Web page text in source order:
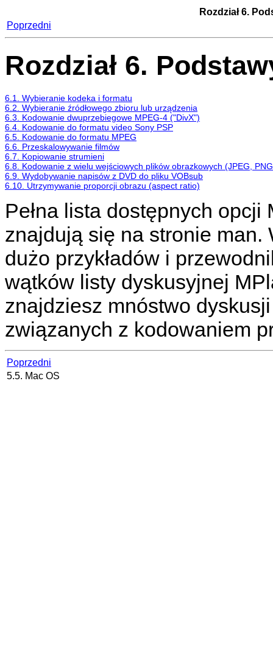
Rozdział 6.
Poprzedni
Rozdział 6.
6.1. Wybieranie kodeka i formatu
6.2. Wybieranie źródłowego zbioru lub urządzenia
6.3. Kodowanie dwuprzebiegowe MPEG-4 ("DivX")
6.4. Kodowanie do formatu video Sony PSP
6.5. Kodowanie do formatu MPEG
6.6. Przeskalowywanie filmów
6.7. Kopiowanie strumieni
6.8. Kodowanie z wielu wejściowych plików obrazkowych (JPEG,
6.9. Wydobywanie napisów z DVD do pliku VOBsub
6.10. Utrzymywanie proporcji obrazu (aspect ratio)
Pełna lista dostępnych opcji
znajdują się na stronie
dużo przykładów i
wątków listy dyskusyjnej
znajdziesz mnóstwo
związanych z kodowaniem
Poprzedni
5.5. Mac OS